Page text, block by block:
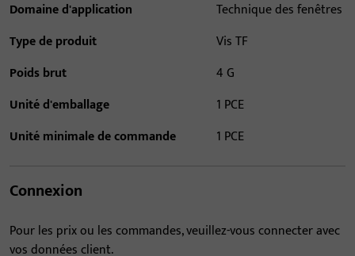
Domaine d'application
Technique des fenêtres
Type de produit
Vis TF
Poids brut
4 G
Unité d'emballage
1 PCE
Unité minimale de commande
1 PCE
Connexion
Pour les prix ou les commandes, veuillez-vous connecter avec
vos données client.